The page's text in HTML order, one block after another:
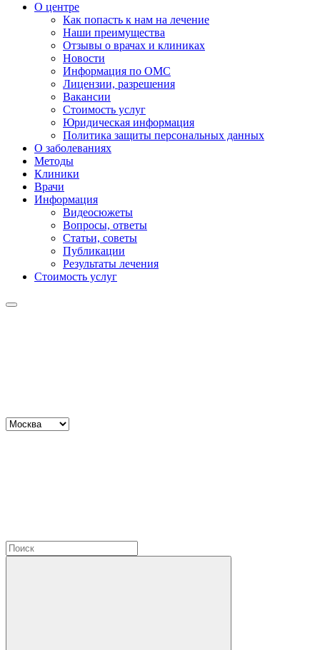
О центре
Как попасть к нам на лечение
Наши преимущества
Отзывы о врачах и клиниках
Новости
Информация по ОМС
Лицензии, разрешения
Вакансии
Стоимость услуг
Юридическая информация
Политика защиты персональных данных
О заболеваниях
Методы
Клиники
Врачи
Информация
Видеосюжеты
Вопросы, ответы
Статьи, советы
Публикации
Результаты лечения
Стоимость услуг